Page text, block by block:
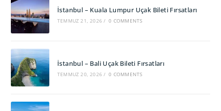
İstanbul – Kuala Lumpur Uçak Bileti Fırsatları
TEMMUZ 21, 2026 / 0 COMMENTS
İstanbul – Bali Uçak Bileti Fırsatları
TEMMUZ 20, 2026 / 0 COMMENTS